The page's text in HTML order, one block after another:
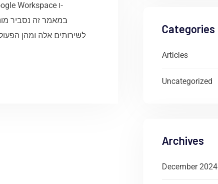
לשירותים אלה ומהן
Categories
Articles
Uncategorized
Archives
December 2024